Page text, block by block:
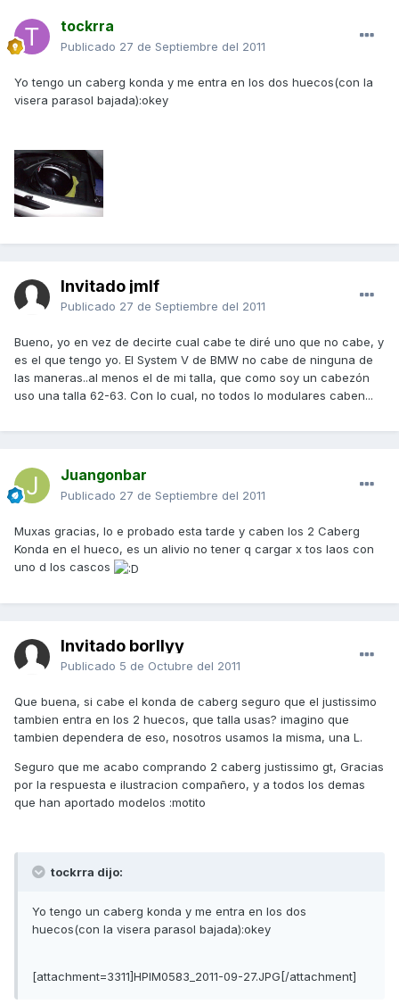
tockrra
Publicado 27 de Septiembre del 2011
Yo tengo un caberg konda y me entra en los dos huecos(con la
visera parasol bajada):okey
Invitado jmlf
Publicado 27 de Septiembre del 2011
Bueno, yo en vez de decirte cual cabe te diré uno que no cabe, y
es el que tengo yo. El System V de BMW no cabe de ninguna de
las maneras..al menos el de mi talla, que como soy un cabezón
uso una talla 62-63. Con lo cual, no todos lo modulares caben...
Juangonbar
Publicado 27 de Septiembre del 2011
Muxas gracias, lo e probado esta tarde y caben los 2 Caberg
Konda en el hueco, es un alivio no tener q cargar x tos laos con
uno d los cascos
Invitado borllyy
Publicado 5 de Octubre del 2011
Que buena, si cabe el konda de caberg seguro que el justissimo
tambien entra en los 2 huecos, que talla usas? imagino que
tambien dependera de eso, nosotros usamos la misma, una L.
Seguro que me acabo comprando 2 caberg justissimo gt, Gracias
por la respuesta e ilustracion compañero, y a todos los demas
que han aportado modelos :motito
tockrra dijo:
Yo tengo un caberg konda y me entra en los dos
huecos(con la visera parasol bajada):okey
[attachment=3311]HPIM0583_2011-09-27.JPG[/attachment]